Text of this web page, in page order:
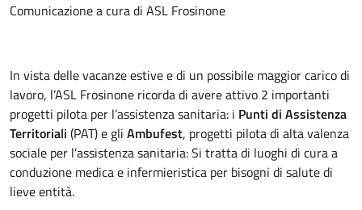
Comunicazione a cura di ASL Frosinone
In vista delle vacanze estive e di un possibile maggior carico di
lavoro, l’ASL Frosinone ricorda di avere attivo 2 importanti
progetti pilota per l’assistenza sanitaria: i Punti di Assistenza
Territoriali (PAT) e gli Ambufest, progetti pilota di alta valenza
sociale per l’assistenza sanitaria: Si tratta di luoghi di cura a
conduzione medica e infermieristica per bisogni di salute di
lieve entità.